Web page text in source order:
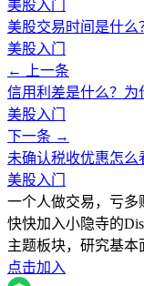
美股入门
美股交易时间是什么
美股入门
← 上一条
信用利差是什么？为
美股入门
下一条 →
未确认税收优惠怎
美股入门
一个人做交易，亏多
快快加入小隐寺的
主题板块，研究基
点击加入